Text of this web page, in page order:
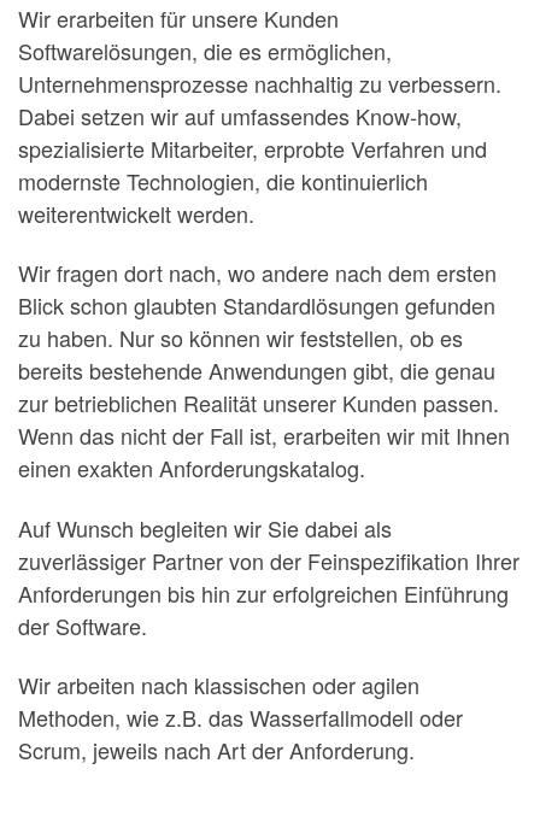
Wir erarbeiten für unsere Kunden
Softwarelösungen, die es ermöglichen,
Unternehmensprozesse nachhaltig zu verbessern.
Dabei setzen wir auf umfassendes Know-how,
spezialisierte Mitarbeiter, erprobte Verfahren und
modernste Technologien, die kontinuierlich
weiterentwickelt werden.
Wir fragen dort nach, wo andere nach dem ersten
Blick schon glaubten Standardlösungen gefunden
zu haben. Nur so können wir feststellen, ob es
bereits bestehende Anwendungen gibt, die genau
zur betrieblichen Realität unserer Kunden passen.
Wenn das nicht der Fall ist, erarbeiten wir mit Ihnen
einen exakten Anforderungskatalog.
Auf Wunsch begleiten wir Sie dabei als
zuverlässiger Partner von der Feinspezifikation Ihrer
Anforderungen bis hin zur erfolgreichen Einführung
der Software.
Wir arbeiten nach klassischen oder agilen
Methoden, wie z.B. das Wasserfallmodell oder
Scrum, jeweils nach Art der Anforderung.